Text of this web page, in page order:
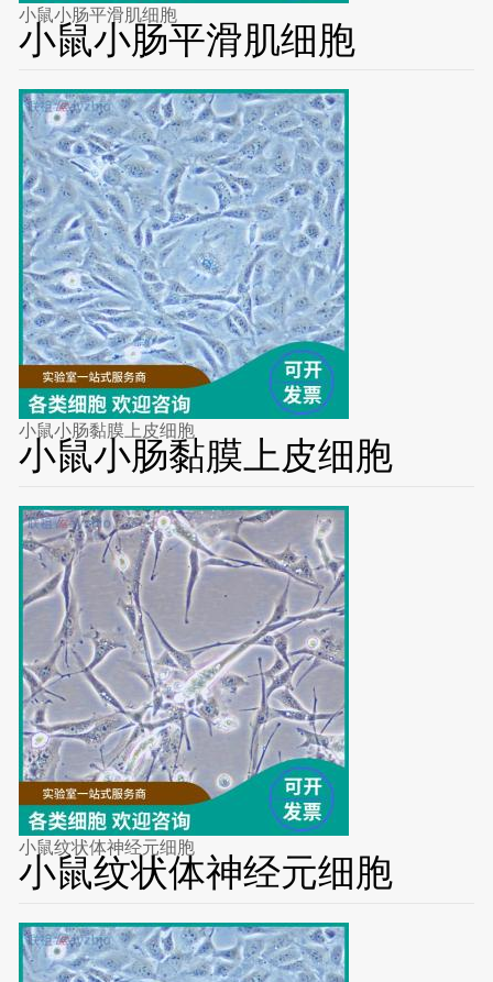
小鼠小肠平滑肌细胞
小鼠小肠平滑肌细胞
小鼠小肠黏膜上皮细胞
小鼠小肠黏膜上皮细胞
小鼠纹状体神经元细胞
小鼠纹状体神经元细胞